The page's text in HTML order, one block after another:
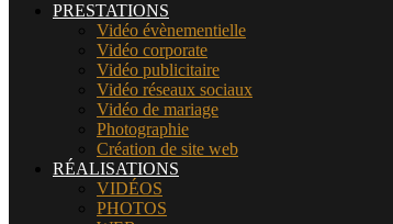
PRESTATIONS
Vidéo évènementielle
Vidéo corporate
Vidéo publicitaire
Vidéo réseaux sociaux
Vidéo de mariage
Photographie
Création de site web
RÉALISATIONS
VIDÉOS
PHOTOS